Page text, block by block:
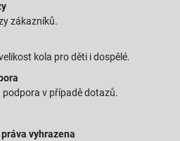
zákazníků.
kola pro děti i dospělé.
v případě dotazů.
práva vyhrazena